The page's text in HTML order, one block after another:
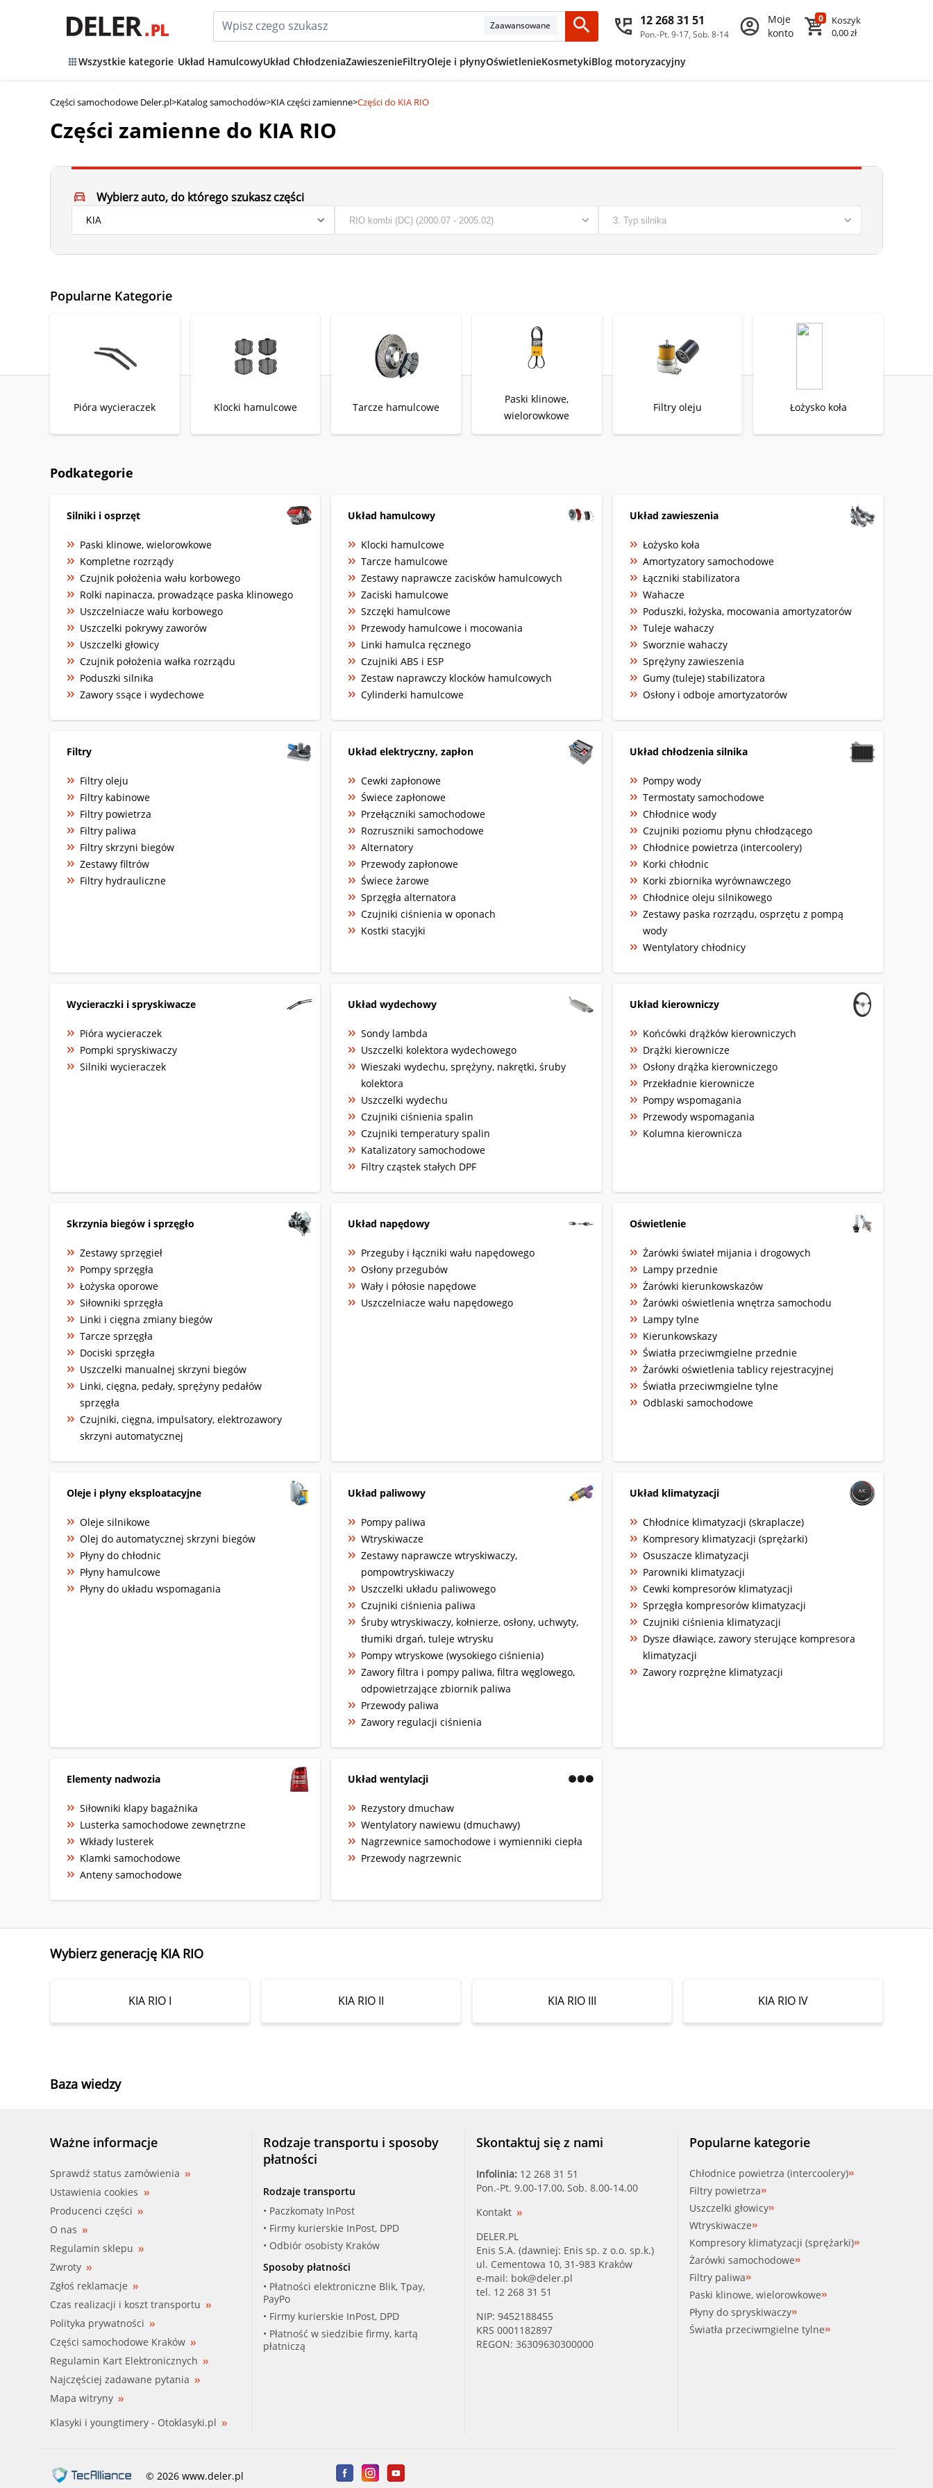
Zaawansowane 12 268 31 51
Pon.-Pt. 9-17, Sob. 8-14
Moje
konto
0
Koszyk
0,00 zł
Wszystkie kategorie Układ HamulcowyUkład ChłodzeniaZawieszenieFiltryOleje i płynyOświetlenieKosmetykiBlog motoryzacyjny
Części samochodowe Deler.pl>Katalog samochodów>KIA części zamienne>Części do KIA RIO
Części zamienne do KIA RIO
Wybierz auto, do którego szukasz części
Popularne Kategorie
Pióra wycieraczek Klocki hamulcowe Tarcze hamulcowe
Paski klinowe,
wielorowkowe
Filtry oleju Łożysko koła
Podkategorie
Silniki i osprzęt
Paski klinowe, wielorowkowe
Kompletne rozrządy
Czujnik położenia wału korbowego
Rolki napinacza, prowadzące paska klinowego
Uszczelniacze wału korbowego
Uszczelki pokrywy zaworów
Uszczelki głowicy
Czujnik położenia wałka rozrządu
Poduszki silnika
Zawory ssące i wydechowe
Układ hamulcowy
Klocki hamulcowe
Tarcze hamulcowe
Zestawy naprawcze zacisków hamulcowych
Zaciski hamulcowe
Szczęki hamulcowe
Przewody hamulcowe i mocowania
Linki hamulca ręcznego
Czujniki ABS i ESP
Zestaw naprawczy klocków hamulcowych
Cylinderki hamulcowe
Układ zawieszenia
Łożysko koła
Amortyzatory samochodowe
Łączniki stabilizatora
Wahacze
Poduszki, łożyska, mocowania amortyzatorów
Tuleje wahaczy
Sworznie wahaczy
Sprężyny zawieszenia
Gumy (tuleje) stabilizatora
Osłony i odboje amortyzatorów
Filtry
Filtry oleju
Filtry kabinowe
Filtry powietrza
Filtry paliwa
Filtry skrzyni biegów
Zestawy filtrów
Filtry hydrauliczne
Układ elektryczny, zapłon
Cewki zapłonowe
Świece zapłonowe
Przełączniki samochodowe
Rozruszniki samochodowe
Alternatory
Przewody zapłonowe
Świece żarowe
Sprzęgła alternatora
Czujniki ciśnienia w oponach
Kostki stacyjki
Układ chłodzenia silnika
Pompy wody
Termostaty samochodowe
Chłodnice wody
Czujniki poziomu płynu chłodzącego
Chłodnice powietrza (intercoolery)
Korki chłodnic
Korki zbiornika wyrównawczego
Chłodnice oleju silnikowego
Zestawy paska rozrządu, osprzętu z pompą
wody
Wentylatory chłodnicy
Wycieraczki i spryskiwacze
Pióra wycieraczek
Pompki spryskiwaczy
Silniki wycieraczek
Układ wydechowy
Sondy lambda
Uszczelki kolektora wydechowego
Wieszaki wydechu, sprężyny, nakrętki, śruby
kolektora
Uszczelki wydechu
Czujniki ciśnienia spalin
Czujniki temperatury spalin
Katalizatory samochodowe
Filtry cząstek stałych DPF
Układ kierowniczy
Końcówki drążków kierowniczych
Drążki kierownicze
Osłony drążka kierowniczego
Przekładnie kierownicze
Pompy wspomagania
Przewody wspomagania
Kolumna kierownicza
Skrzynia biegów i sprzęgło
Zestawy sprzęgieł
Pompy sprzęgła
Łożyska oporowe
Siłowniki sprzęgła
Linki i cięgna zmiany biegów
Tarcze sprzęgła
Dociski sprzęgła
Uszczelki manualnej skrzyni biegów
Linki, cięgna, pedały, sprężyny pedałów
sprzęgła
Czujniki, cięgna, impulsatory, elektrozawory
skrzyni automatycznej
Układ napędowy
Przeguby i łączniki wału napędowego
Osłony przegubów
Wały i półosie napędowe
Uszczelniacze wału napędowego
Oświetlenie
Żarówki świateł mijania i drogowych
Lampy przednie
Żarówki kierunkowskazów
Żarówki oświetlenia wnętrza samochodu
Lampy tylne
Kierunkowskazy
Światła przeciwmgielne przednie
Żarówki oświetlenia tablicy rejestracyjnej
Światła przeciwmgielne tylne
Odblaski samochodowe
Oleje i płyny eksploatacyjne
Oleje silnikowe
Olej do automatycznej skrzyni biegów
Płyny do chłodnic
Płyny hamulcowe
Płyny do układu wspomagania
Układ paliwowy
Pompy paliwa
Wtryskiwacze
Zestawy naprawcze wtryskiwaczy,
pompowtryskiwaczy
Uszczelki układu paliwowego
Czujniki ciśnienia paliwa
Śruby wtryskiwaczy, kołnierze, osłony, uchwyty,
tłumiki drgań, tuleje wtrysku
Pompy wtryskowe (wysokiego ciśnienia)
Zawory filtra i pompy paliwa, filtra węglowego,
odpowietrzające zbiornik paliwa
Przewody paliwa
Zawory regulacji ciśnienia
Układ klimatyzacji
Chłodnice klimatyzacji (skraplacze)
Kompresory klimatyzacji (sprężarki)
Osuszacze klimatyzacji
Parowniki klimatyzacji
Cewki kompresorów klimatyzacji
Sprzęgła kompresorów klimatyzacji
Czujniki ciśnienia klimatyzacji
Dysze dławiące, zawory sterujące kompresora
klimatyzacji
Zawory rozprężne klimatyzacji
Elementy nadwozia
Siłowniki klapy bagażnika
Lusterka samochodowe zewnętrzne
Wkłady lusterek
Klamki samochodowe
Anteny samochodowe
Układ wentylacji
Rezystory dmuchaw
Wentylatory nawiewu (dmuchawy)
Nagrzewnice samochodowe i wymienniki ciepła
Przewody nagrzewnic
Wybierz generację KIA RIO
KIA RIO I KIA RIO II KIA RIO III KIA RIO IV
Baza wiedzy
Ważne informacje
Sprawdź status zamówienia
Ustawienia cookies
Producenci części
O nas
Regulamin sklepu
Zwroty
Zgłoś reklamacje
Czas realizacji i koszt transportu
Polityka prywatności
Części samochodowe Kraków
Regulamin Kart Elektronicznych
Najczęściej zadawane pytania
Mapa witryny
Klasyki i youngtimery - Otoklasyki.pl
Rodzaje transportu i sposoby
płatności
Rodzaje transportu
• Paczkomaty InPost
• Firmy kurierskie InPost, DPD
• Odbiór osobisty Kraków
Sposoby płatności
• Płatności elektroniczne Blik, Tpay,
PayPo
• Firmy kurierskie InPost, DPD
• Płatność w siedzibie firmy, kartą
płatniczą
Skontaktuj się z nami
Infolinia: 12 268 31 51
Pon.-Pt. 9.00-17.00, Sob. 8.00-14.00
Kontakt
DELER.PL
Enis S.A. (dawniej: Enis sp. z o.o. sp.k.)
ul. Cementowa 10, 31-983 Kraków
e-mail: bok@deler.pl
tel. 12 268 31 51
NIP: 9452188455
KRS 0001182897
REGON: 36309630300000
Popularne kategorie
Chłodnice powietrza (intercoolery)
Filtry powietrza
Uszczelki głowicy
Wtryskiwacze
Kompresory klimatyzacji (sprężarki)
Żarówki samochodowe
Filtry paliwa
Paski klinowe, wielorowkowe
Płyny do spryskiwaczy
Światła przeciwmgielne tylne
© 2026 www.deler.pl